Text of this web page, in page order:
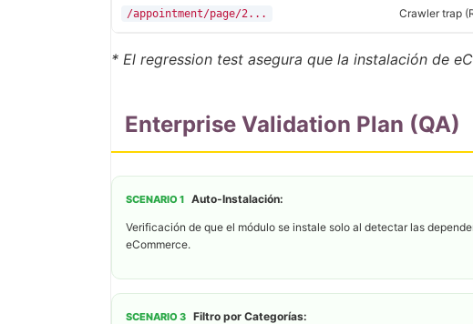
/appointment/page/2... Crawler trap
* El regression test asegura que la instalación de
Enterprise Validation Plan (QA)
SCENARIO 1 Auto-Instalación:
Verificación de que el módulo se instale solo al detectar las
eCommerce.
SCENARIO 3 Filtro por Categorías: